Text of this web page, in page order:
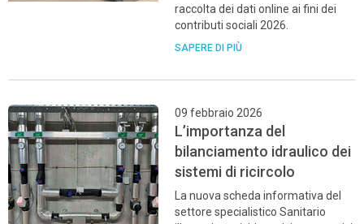
raccolta dei dati online ai fini dei
contributi sociali 2026.
SAPERE DI PIÙ
09 febbraio 2026
L’importanza del
bilanciamento idraulico dei
sistemi di ricircolo
La nuova scheda informativa del
settore specialistico Sanitario